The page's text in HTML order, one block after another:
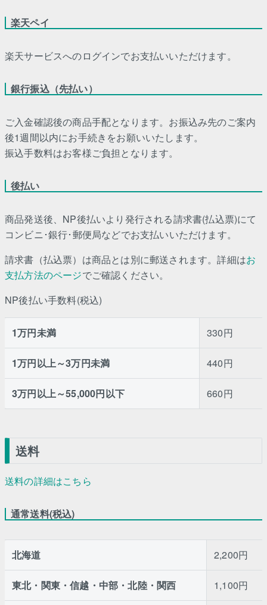
楽天ペイ
楽天サービスへのログインでお支払いいただけます。
銀行振込（先払い）
ご入金確認後の商品手配となります。お振込み先のご案内
後1週間以内にお手続きをお願いいたします。
振込手数料はお客様ご負担となります。
後払い
商品発送後、NP後払いより発行される請求書(払込票)にて
コンビニ･銀行･郵便局などでお支払いいただけます。
請求書（払込票）は商品とは別に郵送されます。詳細はお
支払方法のページでご確認ください。
NP後払い手数料(税込)
1万円未満 330円
1万円以上～3万円未満 440円
3万円以上～55,000円以下 660円
送料
送料の詳細はこちら
通常送料(税込)
北海道 2,200円
東北・関東・信越・中部・北陸・関西 1,100円